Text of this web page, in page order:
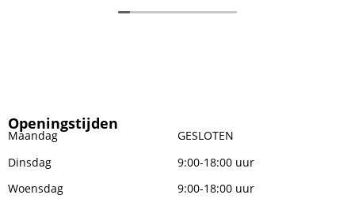
Openingstijden
Maandag
GESLOTEN
Dinsdag
9:00-18:00 uur
Woensdag
9:00-18:00 uur